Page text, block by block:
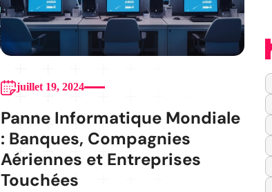
juillet 19, 2024
Panne Informatique Mondiale
: Banques, Compagnies
Aériennes et Entreprises
Touchées